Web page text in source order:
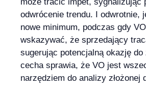
może tracić impet, sygnalizując
odwrócenie trendu. I odwrotnie,
nowe minimum, podczas gdy
wskazywać, że sprzedający
sugerując potencjalną okazję do
cecha sprawia, że VO jest
narzędziem do analizy złożonej